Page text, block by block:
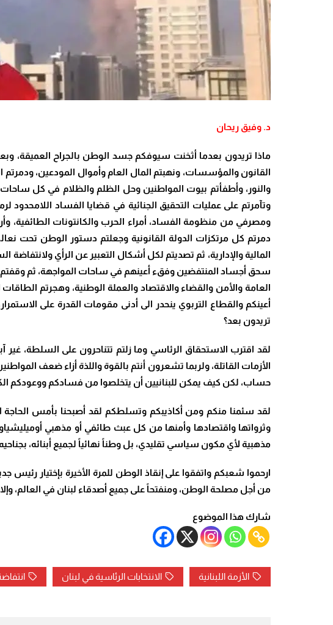
د. وفيق ريحان
ماذا تريدون بعدما أثخنت سيوفكم جسد الوطن بالجراح العميقة،
القانون والمؤسسات، ونهبتم المال العام وأموال المودعين،
والنور، وأطفأتم بيوت المواطنين وحل الظلم والظلام في كل
وتآمرتم على عمليات التحقيق الجنائية في قضايا الفساد
ومصرفي من منظومة الفساد، أمراء الحرب والكانتونات الطائفية،
دمرتم كل مرتكزات الدولة القانونية وجعلتم دستور الوطن تحت
المالية والإدارية، ثم تصديتم لكل أشكال التعبير عن الرأي
سحق أجساد المنتفضين وفقء أعينهم في ساحات المواجهة، ثم وقفتم
العامة والأمن والقضاء والاقتصاد والعملة الوطنية، وهجرتم
أعينكم والقطاع التربوي ينحدر الى أدنى مقومات القدرة على
تريدون بعد؟
لقد اقترب الاستحقاق الرئاسي وما زلتم تتناحرون على السلطة،
الأزمات القاتلة، ولربما تشعرون أنتم بالقوة واللذة أزاء ضعف
حساب، لكن كيف يمكن للبنانيين أن يتخلصوا من فسادكم ووعودكم
لقد سئمنا منكم ومن أكاذيبكم وتسلطكم لقد أصبحنا بأمس الحاجة
وثرواتها واقتصادها وأمنها من كل عبث طائفي أو مذهبي
مذهبية لأي مكون سياسي تقليدي، بل وطناً نهائياً لجميع أبنائه،
ارحموا شعبكم واتفقوا على إنقاذ الوطن للمرة الأخيرة بإختيار رئيس
من أجل مصلحة الوطن، ومنفتحاً على جميع أصدقاء لبنان في العالم،
شارك هذا الموضوع
الأزمة اللبنانية الانتخابات الرئاسية في لبنان انتفاضة 17